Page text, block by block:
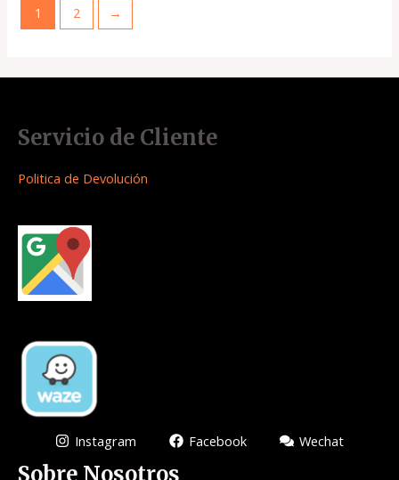
1 2 →
Servicio de Cliente
Politica de Devolución
Instagram Facebook Wechat
Sobre Nosotros